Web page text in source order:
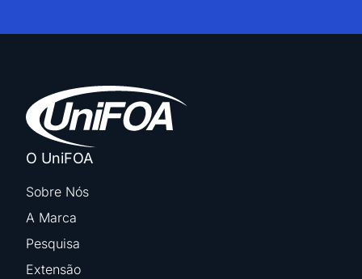
O UniFOA
Sobre Nós
A Marca
Pesquisa
Extensão